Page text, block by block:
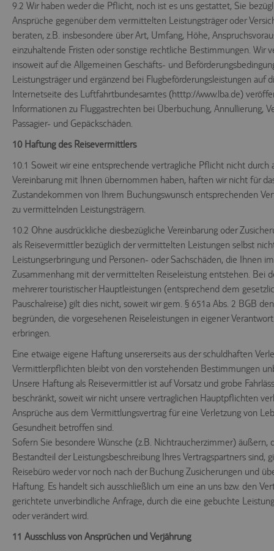
9.2 Wir haben weder die Pflicht, noch ist es uns gestattet, Sie
Ansprüche gegenüber dem vermittelten Leistungsträger oder
beraten, z.B. insbesondere über Art, Umfang, Höhe,
einzuhaltende Fristen oder sonstige rechtliche Bestimmungen. Wir
insoweit auf die Allgemeinen Geschäfts- und
Leistungsträger und ergänzend bei Flugbeförderungsleistungen auf
Internetseite des Luftfahrtbundesamtes (htttp://www.lba.de)
Informationen zu Fluggastrechten bei Überbuchung, Annullierung,
Passagier- und Gepäckschäden.
10 Haftung des Reisevermittlers
10.1 Soweit wir eine entsprechende vertragliche Pflicht nicht durch
Vereinbarung mit Ihnen übernommen haben, haften wir nicht für
Zustandekommen von Ihrem Buchungswunsch entsprechenden
zu vermittelnden Leistungsträgern.
10.2 Ohne ausdrückliche diesbezügliche Vereinbarung oder
als Reisevermittler bezüglich der vermittelten Leistungen selbst
Leistungserbringung und Personen- oder Sachschäden, die Ihnen im
Zusammenhang mit der vermittelten Reiseleistung entstehen. Bei
mehrerer touristischer Hauptleistungen (entsprechend dem
Pauschalreise) gilt dies nicht, soweit wir gem. § 651a Abs. 2 BGB
begründen, die vorgesehenen Reiseleistungen in eigener
erbringen.
Eine etwaige eigene Haftung unsererseits aus der schuldhaften
Vermittlerpflichten bleibt von den vorstehenden Bestimmungen
Unsere Haftung als Reisevermittler ist auf Vorsatz und grobe
beschränkt, soweit wir nicht unsere vertraglichen Hauptpflichten
Ansprüche aus dem Vermittlungsvertrag für eine Verletzung von
Gesundheit betroffen sind.
Sofern Sie besondere Wünsche (z.B. Nichtraucherzimmer) äußern,
Bestandteil der Leistungsbeschreibung Ihres Vertragspartners sind,
Reisebüro weder vor noch nach der Buchung Zusicherungen und
Haftung. Es handelt sich ausschließlich um eine an uns bzw. den
gerichtete unverbindliche Anfrage, durch die eine gebuchte
oder verändert wird.
11 Ausschluss von Ansprüchen und Verjährung